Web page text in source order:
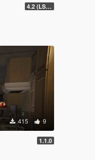
4.2 (LS Episodes)
415 9
1.1.0